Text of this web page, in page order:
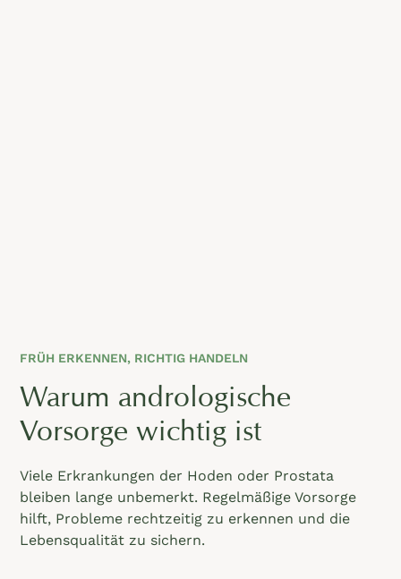
FRÜH ERKENNEN, RICHTIG HANDELN
Warum andrologische
Vorsorge wichtig ist
Viele Erkrankungen der Hoden oder Prostata
bleiben lange unbemerkt. Regelmäßige Vorsorge
hilft, Probleme rechtzeitig zu erkennen und die
Lebensqualität zu sichern.